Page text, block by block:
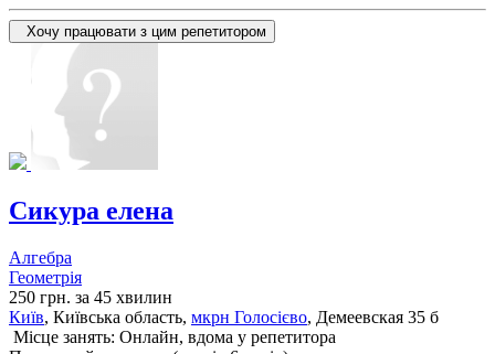
Хочу працювати з цим репетитором
Сикура елена
Алгебра
Геометрія
250 грн. за 45 хвилин
Київ, Київська область, мкрн Голосієво, Демеевская 35 б
Місце занять: Онлайн, вдома у репетитора